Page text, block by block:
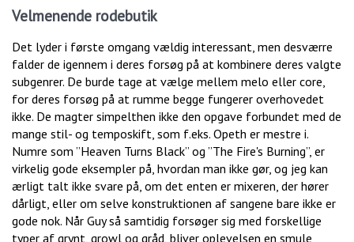
Velmenende rodebutik
Det lyder i første omgang vældig interessant, men desværre
falder de igennem i deres forsøg på at kombinere deres valgte
subgenrer. De burde tage at vælge mellem melo eller core,
for deres forsøg på at rumme begge fungerer overhovedet
ikke. De magter simpelthen ikke den opgave forbundet med de
mange stil- og temposkift, som f.eks. Opeth er mestre i.
Numre som ”Heaven Turns Black” og ”The Fire's Burning”, er
virkelig gode eksempler på, hvordan man ikke gør, og jeg kan
ærligt talt ikke svare på, om det enten er mixeren, der hører
dårligt, eller om selve konstruktionen af sangene bare ikke er
gode nok. Når Guy så samtidig forsøger sig med forskellige
typer af grynt, growl og gråd, bliver oplevelsen en smule